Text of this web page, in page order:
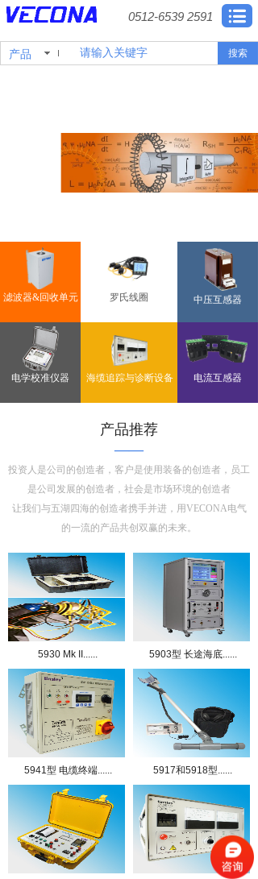
滤波器&回收单元 中压互感器
罗氏线圈
电学校准仪器 电流互感器
海缆追踪与诊断设备
产品推荐
——
投资人是公司的创造者，客户是使用装备的创造者，员工
是公司发展的创造者，社会是市场环境的创造者
让我们与五湖四海的创造者携手并进，用VECONA电气
的一流的产品共创双赢的未来。
5930 Mk II...... 5903型 长途海底......
5941型 电缆终端...... 5917和5918型......
产品 搜索
0512-6539 2591